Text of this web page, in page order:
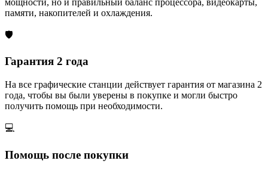
памяти, накопителей и охлаждения.
🛡️
Гарантия 2 года
На все графические станции действует гарантия от магазина 2
года, чтобы вы были уверены в покупке и могли быстро
получить помощь при необходимости.
💻
Помощь после покупки